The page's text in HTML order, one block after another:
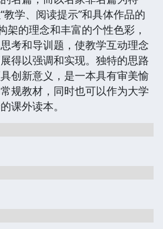
教学、阅读提示”和具体作品的
架的理念和丰富的个性色彩，
考和导训题，使教学互动理念
得以强调和实现。独特的思路
创新意义，是一本具有审美愉
规教材，同时也可以作为大学
课外读本。